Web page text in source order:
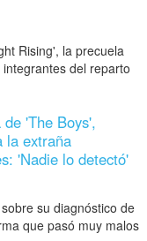
Rising', la precuela
del reparto
'The Boys',
la extraña
'Nadie lo detectó'
su diagnóstico de
que pasó muy malos